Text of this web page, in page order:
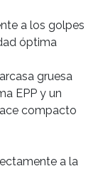
a los golpes
óptima
gruesa
EPP y un
compacto
a la